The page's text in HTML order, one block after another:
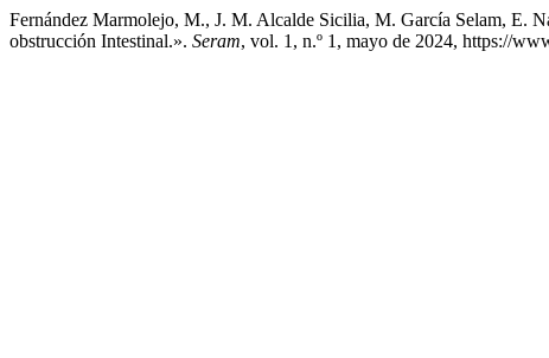
Fernández Marmolejo, M., J. M. Alcalde Sicilia, M. García Selam, E.
obstrucción Intestinal.». Seram, vol. 1, n.º 1, mayo de 2024, https://